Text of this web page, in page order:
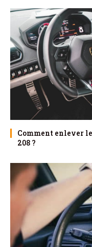
Comment enlever
208 ?